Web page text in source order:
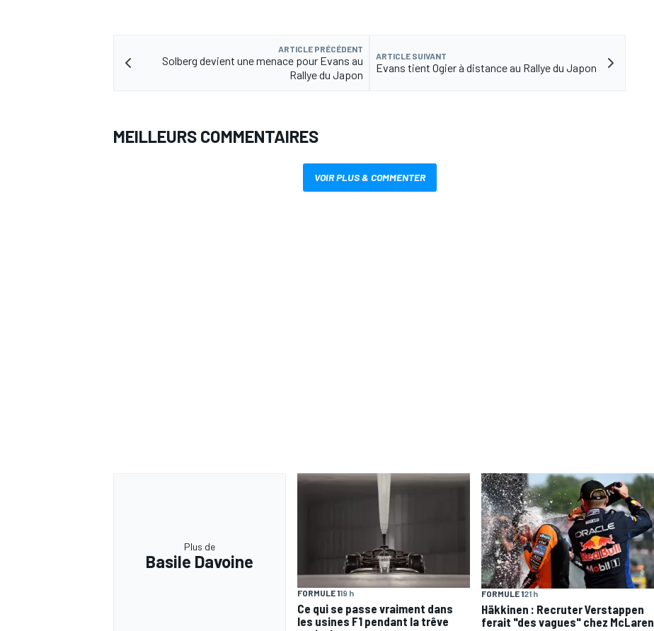
ARTICLE PRÉCÉDENT
Solberg devient une menace pour Evans au
Rallye du Japon
ARTICLE SUIVANT
Evans tient Ogier à distance au Rallye du Japon
MEILLEURS COMMENTAIRES
VOIR PLUS & COMMENTER
Plus de
Basile Davoine
FORMULE 119 h
Ce qui se passe vraiment dans
les usines F1 pendant la trêve
FORMULE 121 h
Häkkinen : Recruter Verstappen
ferait "des vagues" chez McLaren